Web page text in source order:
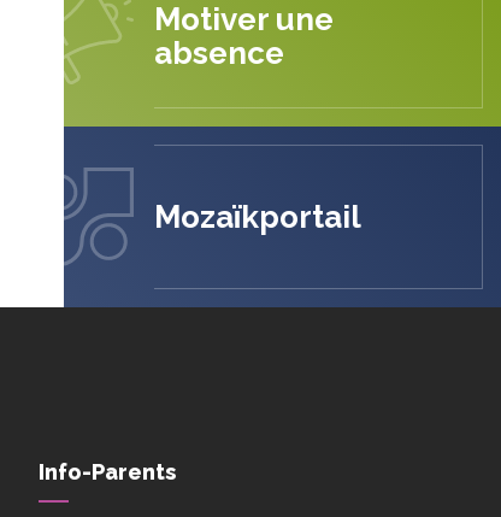
Motiver une
absence
Mozaïkportail
Info-Parents